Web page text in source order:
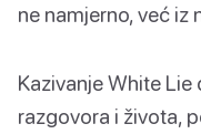
ne namjerno, već iz
Kazivanje White
razgovora i života,